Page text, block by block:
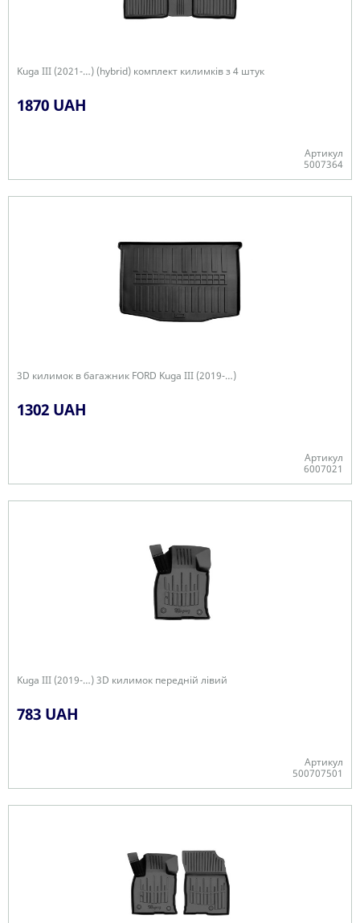
Kuga III (2021-…) (hybrid) комплект килимків з 4 штук
1870 UAH
Артикул
5007364
3D килимок в багажник FORD Kuga III (2019-…)
1302 UAH
Артикул
6007021
Kuga III (2019-…) 3D килимок передній лівий
783 UAH
Артикул
500707501